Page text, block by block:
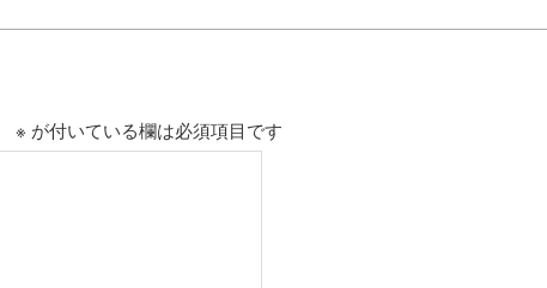
※ が付いている欄は必須項目です